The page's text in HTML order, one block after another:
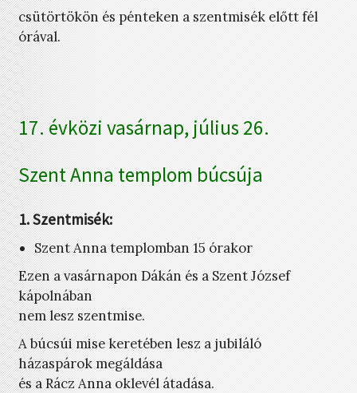
csütörtökön és pénteken a szentmisék előtt fél
órával.
17. évközi vasárnap, július 26.
Szent Anna templom búcsúja
1. Szentmisék:
Szent Anna templomban 15 órakor
Ezen a vasárnapon Dákán és a Szent József
kápolnában
nem lesz szentmise.
A búcsúi mise keretében lesz a jubiláló
házaspárok megáldása
és a Rácz Anna oklevél átadása.